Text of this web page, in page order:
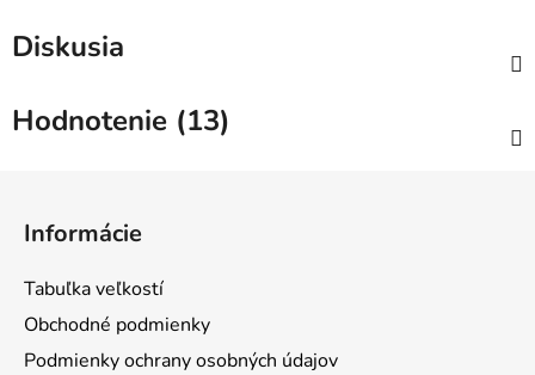
Diskusia
Hodnotenie (13)
Informácie
Tabuľka veľkostí
Obchodné podmienky
Podmienky ochrany osobných údajov